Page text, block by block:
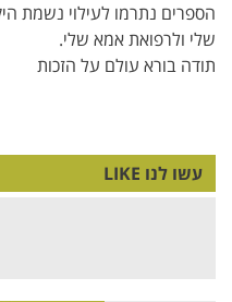
הספרים נתרמו לעילוי נשמת
שלי ולרפואת אמא שלי.
תודה בורא עולם על הזכות
עשו לנו LIKE